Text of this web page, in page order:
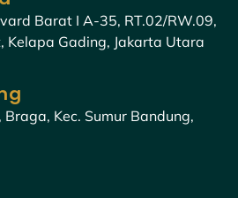
Barat I A-35, RT.02/RW.09,
Kelapa Gading, Jakarta Utara
Braga, Kec. Sumur Bandung,